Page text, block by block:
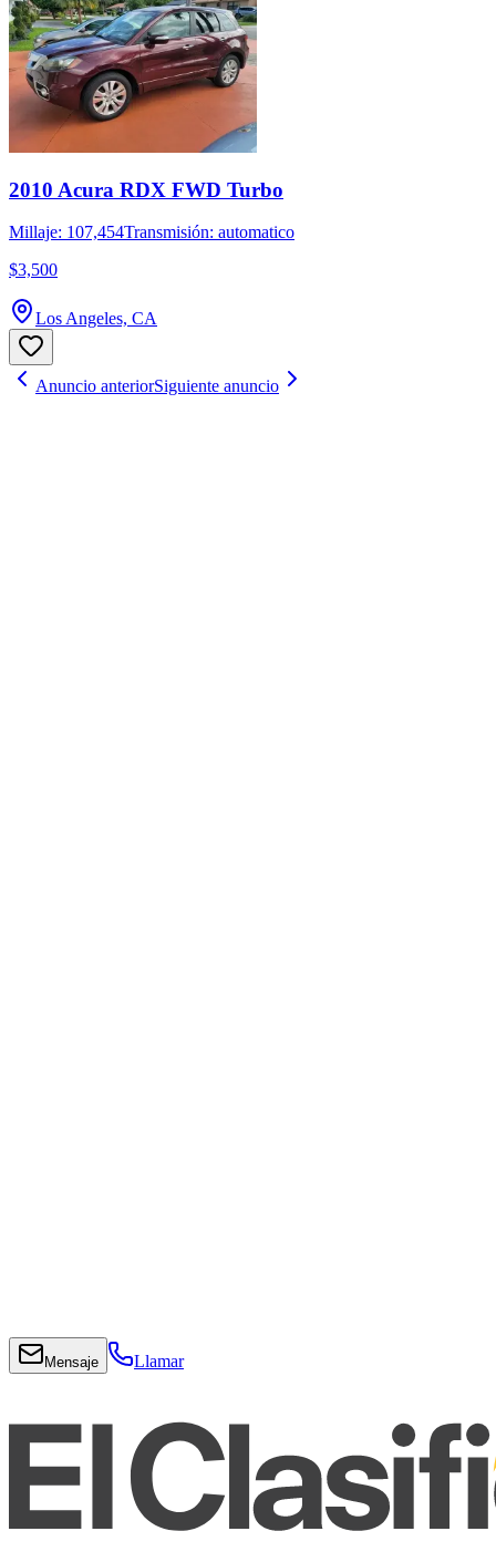
2010 Acura RDX FWD Turbo
Millaje: 107,454Transmisión: automatico
$3,500
Los Angeles, CA
Anuncio anteriorSiguiente anuncio
Mensaje Llamar